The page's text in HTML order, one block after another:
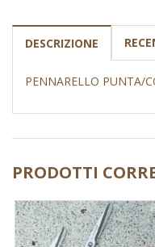
DESCRIZIONE
PENNARELLO PUNTA/
PRODOTTI